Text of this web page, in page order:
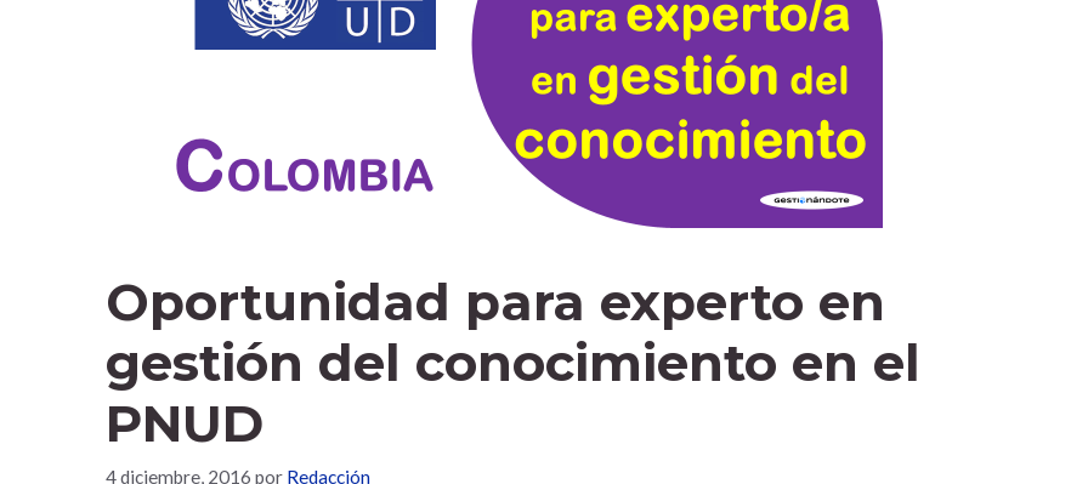
Oportunidad para experto en
gestión del conocimiento en el
PNUD
4 diciembre, 2016 por Redacción